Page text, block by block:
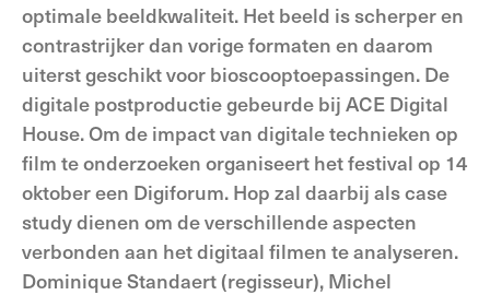
optimale beeldkwaliteit. Het beeld is scherper en
contrastrijker dan vorige formaten en daarom
uiterst geschikt voor bioscooptoepassingen. De
digitale postproductie gebeurde bij ACE Digital
House. Om de impact van digitale technieken op
film te onderzoeken organiseert het festival op 14
oktober een Digiforum. Hop zal daarbij als case
study dienen om de verschillende aspecten
verbonden aan het digitaal filmen te analyseren.
Dominique Standaert (regisseur), Michel